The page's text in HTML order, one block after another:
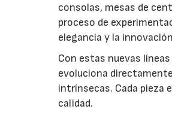
consolas, mesas de
proceso de
elegancia y la
Con estas nuevas
evoluciona
intrínsecas. Cada pieza
calidad.